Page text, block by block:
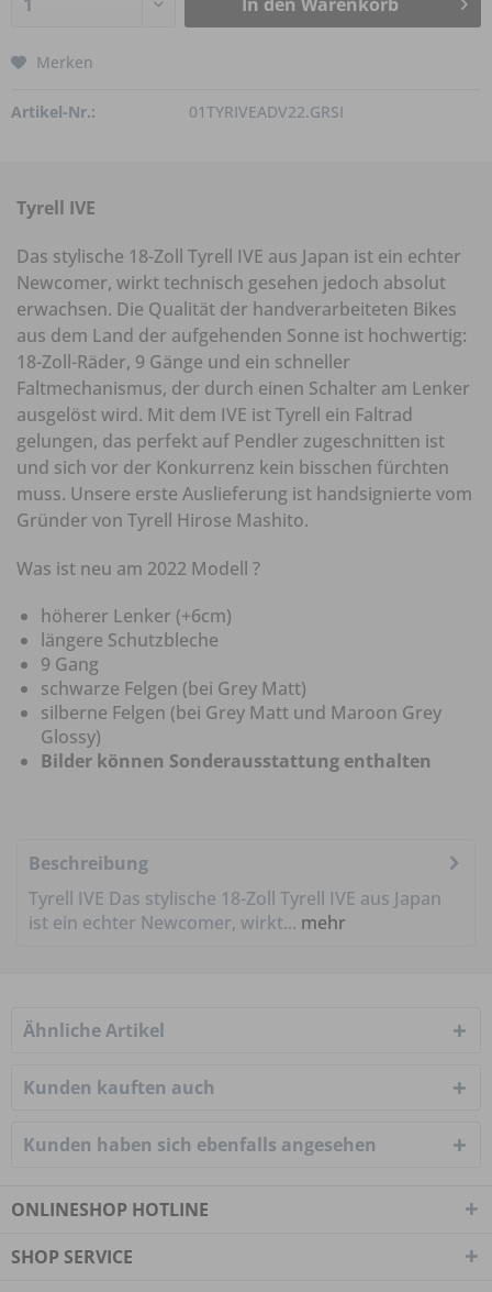
In den Warenkorb
Merken
Artikel-Nr.: 01TYRIVEADV22.GRSI
Tyrell IVE
Das stylische 18-Zoll Tyrell IVE aus Japan ist ein echter
Newcomer, wirkt technisch gesehen jedoch absolut
erwachsen. Die Qualität der handverarbeiteten Bikes
aus dem Land der aufgehenden Sonne ist hochwertig:
18-Zoll-Räder, 9 Gänge und ein schneller
Faltmechanismus, der durch einen Schalter am Lenker
ausgelöst wird. Mit dem IVE ist Tyrell ein Faltrad
gelungen, das perfekt auf Pendler zugeschnitten ist
und sich vor der Konkurrenz kein bisschen fürchten
muss. Unsere erste Auslieferung ist handsignierte vom
Gründer von Tyrell Hirose Mashito.
Was ist neu am 2022 Modell ?
höherer Lenker (+6cm)
längere Schutzbleche
9 Gang
schwarze Felgen (bei Grey Matt)
silberne Felgen (bei Grey Matt und Maroon Grey
Glossy)
Bilder können Sonderausstattung enthalten
Beschreibung
Tyrell IVE Das stylische 18-Zoll Tyrell IVE aus Japan
ist ein echter Newcomer, wirkt... mehr
Ähnliche Artikel
Kunden kauften auch
Kunden haben sich ebenfalls angesehen
ONLINESHOP HOTLINE
SHOP SERVICE